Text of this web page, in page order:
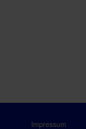
Impressum